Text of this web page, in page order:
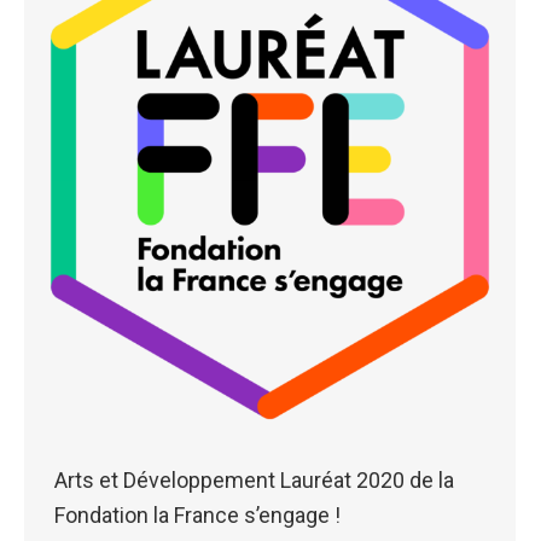
Arts et Développement Lauréat 2020 de la
Fondation la France s’engage !